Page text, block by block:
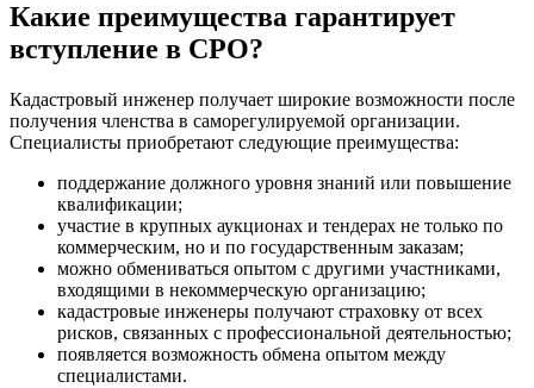
Какие преимущества гарантирует
вступление в СРО?
Кадастровый инженер получает широкие возможности после
получения членства в саморегулируемой организации.
Специалисты приобретают следующие преимущества:
поддержание должного уровня знаний или повышение
квалификации;
участие в крупных аукционах и тендерах не только по
коммерческим, но и по государственным заказам;
можно обмениваться опытом с другими участниками,
входящими в некоммерческую организацию;
кадастровые инженеры получают страховку от всех
рисков, связанных с профессиональной деятельностью;
появляется возможность обмена опытом между
специалистами.